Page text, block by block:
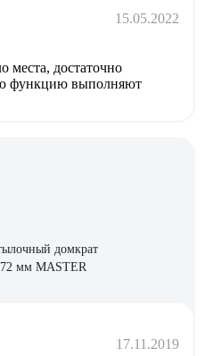
15.05.2022
места, достаточно
функцию выполняют
домкрат
мм MASTER
17.11.2019